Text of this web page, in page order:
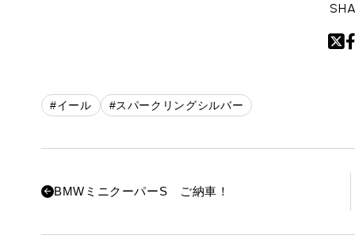
#イール #スパークリングシルバー
BMWミニクーパーS ご納車！